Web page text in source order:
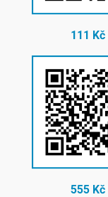
111 Kč
555 Kč